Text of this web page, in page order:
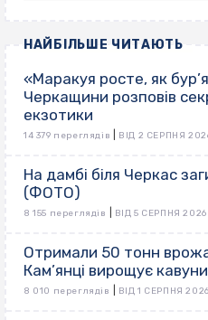
НАЙБІЛЬШЕ ЧИТАЮТЬ
«Маракуя росте, як
Черкащини розповів
екзотики
14 379 переглядів ВІД 2 СЕРПНЯ
На дамбі біля Черкас
(ФОТО)
8 155 переглядів ВІД 5 СЕРПНЯ 2026
Отримали 50 тонн
Кам’янці вирощує кавуни
8 010 переглядів ВІД 1 СЕРПНЯ 2026